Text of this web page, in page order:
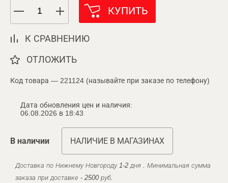
КУПИТЬ
К СРАВНЕНИЮ
ОТЛОЖИТЬ
Код товара — 221124 (называйте при заказе по телефону)
Дата обновления цен и наличия:
06.08.2026 в 18:43
В наличии НАЛИЧИЕ В МАГАЗИНАХ
Доставка по Нижнему Новгороду 1-2 дня . Минимальная сумма
заказа при доставке - 2500 руб.